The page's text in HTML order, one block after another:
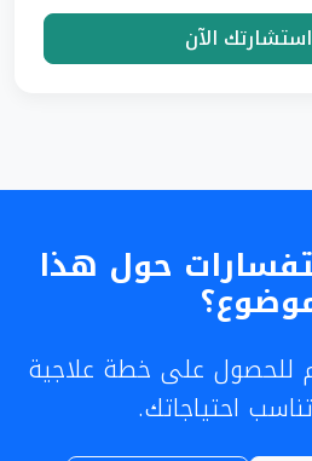
الآن
حول هذا
للحصول على خطة علاجية
احتياجاتك.